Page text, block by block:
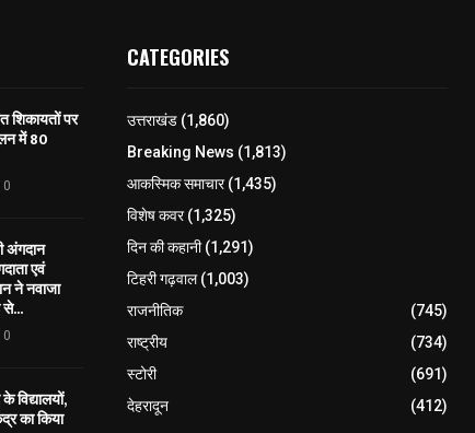
शिकायतों पर
में 80
0
अंगदान
एवं
ने नवाजा
से...
0
विद्यालयों,
का किया
CATEGORIES
उत्तराखंड(1,860)
Breaking News (1,813)
आकस्मिक समाचार(1,435)
विशेष कवर(1,325)
दिन की कहानी(1,291)
टिहरी गढ़वाल(1,003)
राजनीतिक
(745)
राष्ट्रीय
(734)
स्टोरी
(691)
देहरादून
(412)